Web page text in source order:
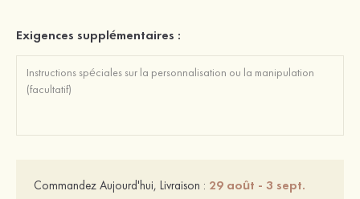
Exigences supplémentaires :
Commandez Aujourd'hui, Livraison : 29 août - 3 sept.